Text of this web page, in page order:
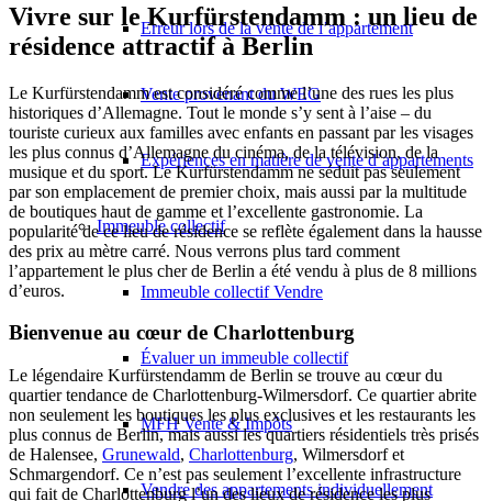
Erreur lors de la vente de l’appartement
Vente provenant du WEG
Expériences en matière de vente d’appartements
Immeuble collectif
Immeuble collectif Vendre
Évaluer un immeuble collectif
MFH Vente & Impôts
Vendre des appartements individuellement
Vivre sur le Kurfürstendamm : un lieu de
résidence attractif à Berlin
Le Kurfürstendamm est considéré comme l’une des rues les plus
historiques d’Allemagne. Tout le monde s’y sent à l’aise – du
touriste curieux aux familles avec enfants en passant par les visages
les plus connus d’Allemagne du cinéma, de la télévision, de la
musique et du sport. Le Kurfürstendamm ne séduit pas seulement
par son emplacement de premier choix, mais aussi par la multitude
de boutiques haut de gamme et l’excellente gastronomie. La
popularité de ce lieu de résidence se reflète également dans la hausse
des prix au mètre carré. Nous verrons plus tard comment
l’appartement le plus cher de Berlin a été vendu à plus de 8 millions
d’euros.
Bienvenue au cœur de Charlottenburg
Le légendaire Kurfürstendamm de Berlin se trouve au cœur du
quartier tendance de Charlottenburg-Wilmersdorf. Ce quartier abrite
non seulement les boutiques les plus exclusives et les restaurants les
plus connus de Berlin, mais aussi les quartiers résidentiels très prisés
de Halensee, Grunewald, Charlottenburg, Wilmersdorf et
Schmargendorf. Ce n’est pas seulement l’excellente infrastructure
qui fait de Charlottenburg l’un des lieux de résidence les plus